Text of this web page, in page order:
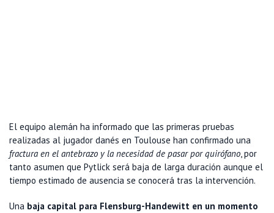
El equipo alemán ha informado que las primeras pruebas
realizadas al jugador danés en Toulouse han confirmado una
fractura en el antebrazo y la necesidad de pasar por quirófano, por
tanto asumen que Pytlick será baja de larga duración aunque el
tiempo estimado de ausencia se conocerá tras la intervención.
Una baja capital para Flensburg-Handewitt en un momento